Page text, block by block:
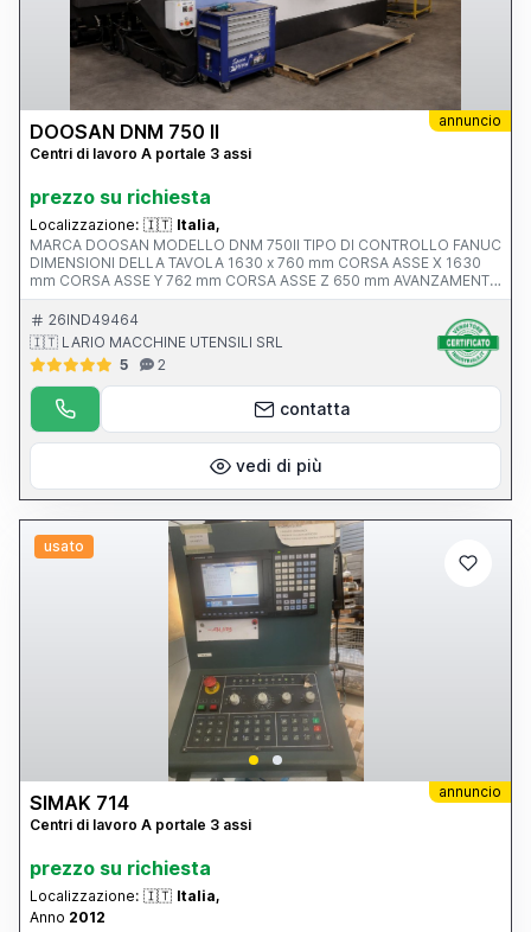
annuncio
DOOSAN DNM 750 II
Centri di lavoro A portale 3 assi
prezzo su richiesta
Localizzazione: 🇮🇹 Italia,
MARCA DOOSAN MODELLO DNM 750II TIPO DI CONTROLLO FANUC
DIMENSIONI DELLA TAVOLA 1630 x 760 mm CORSA ASSE X 1630
mm CORSA ASSE Y 762 mm CORSA ASSE Z 650 mm AVANZAMENTO
RAPIDO ASSI X-Y-Z ATTACCO MANDRINO Iso 40 VELOCITA’
MANDRINO 12.000 rpm ANNO V MACCHINA CE 2017 PESO 13500
KG
26IND49464
🇮🇹 LARIO MACCHINE UTENSILI SRL
5
2
contatta
vedi di più
usato
annuncio
SIMAK 714
Centri di lavoro A portale 3 assi
prezzo su richiesta
Localizzazione: 🇮🇹 Italia,
Anno 2012